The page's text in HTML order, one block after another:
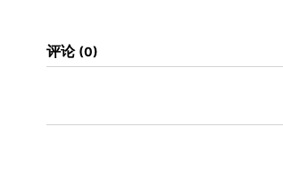
评论 0